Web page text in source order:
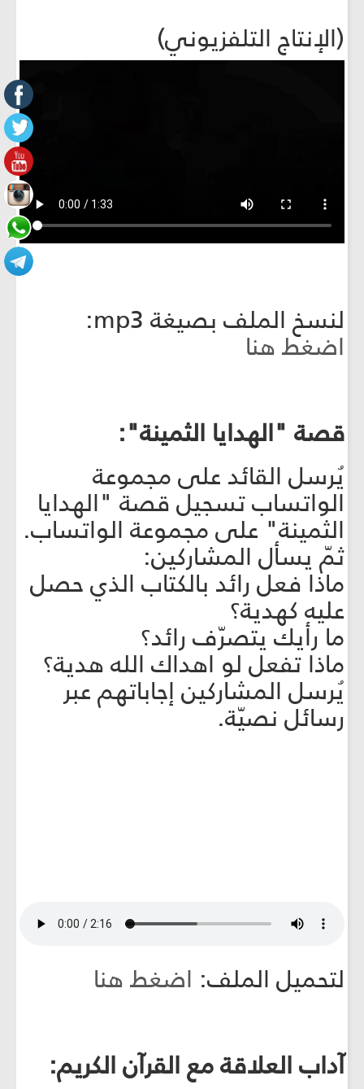
(الإنتاج التلفزيوني)
لنسخ الملف بصيغة mp3:
اضغط هنا
قصة "الهدايا الثمينة":
يُرسل القائد على مجموعة
الواتساب تسجيل قصة "الهدايا
الثمينة" على مجموعة الواتساب.
ثمّ يسأل المشاركين:
ماذا فعل رائد بالكتاب الذي حصل
عليه كهدية؟
ما رأيك يتصرّف رائد؟
ماذا تفعل لو اهداك الله هدية؟
يُرسل المشاركين إجاباتهم عبر
رسائل نصيّة.
لتحميل الملف: اضغط هنا
آداب العلاقة مع القرآن الكريم: